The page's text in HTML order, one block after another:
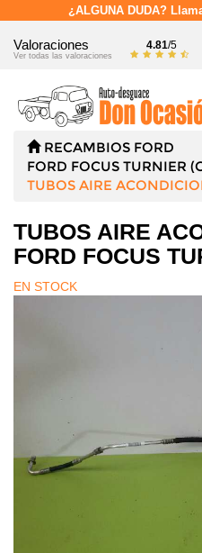
¿ALGUNA DUDA?
Valoraciones
Ver todas las valoraciones
4.81/5
RECAMBIOS FORD
FORD FOCUS TURNIER
TUBOS AIRE
TUBOS AIRE
FORD FOCUS
EN STOCK